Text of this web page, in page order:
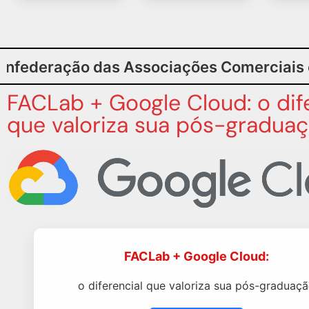
Comerciais e Empresariais
FACLab + Google Cloud: o
que valoriza sua pós-
FACLab + Google Cloud:
o diferencial que valoriza sua pós-
Hoje nosso grupo busca atrair e
chegou no mercado para suprir essa
necessidade de formar um novo
Presidente da Empresa "Magazine Luiza"